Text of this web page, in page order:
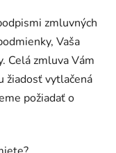
zmluvných
Vaša
Celá zmluva Vám
žiadosť vytlačená
požiadať o